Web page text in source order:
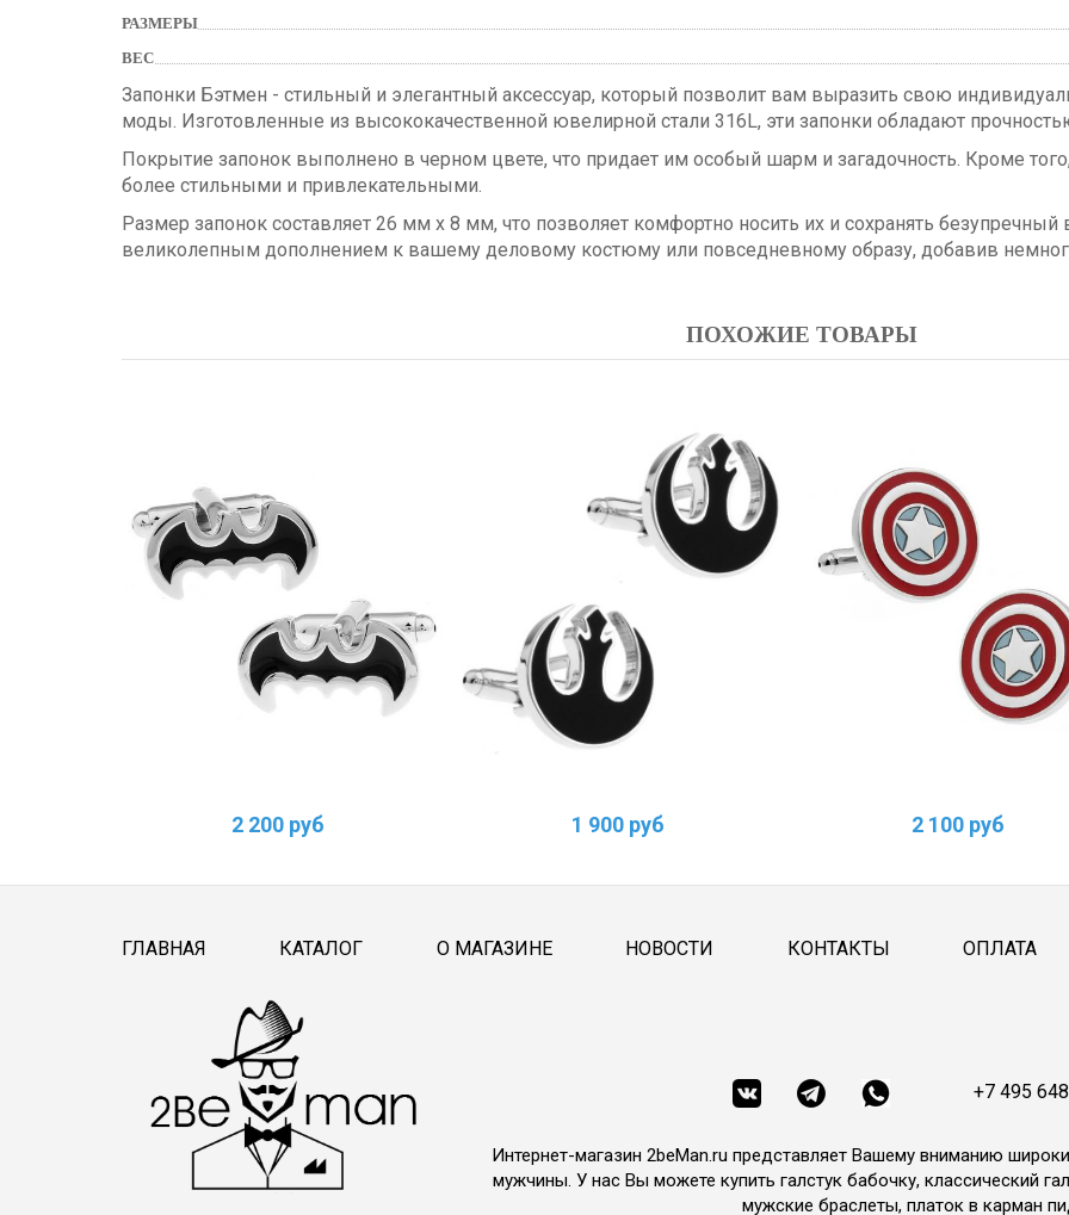
РАЗМЕРЫ
ВЕС
Запонки Бэтмен - стильный и элегантный аксессуар, который позволит вам выразить свою
моды. Изготовленные из высококачественной ювелирной стали 316L, эти запонки обладают
Покрытие запонок выполнено в черном цвете, что придает им особый шарм и загадочность. Кроме
более стильными и привлекательными.
Размер запонок составляет 26 мм х 8 мм, что позволяет комфортно носить их и сохранять
великолепным дополнением к вашему деловому костюму или повседневному образу, добавив
ПОХОЖИЕ ТОВАРЫ
2 200 руб 1 900 руб 2 100 руб
ГЛАВНАЯ КАТАЛОГ О МАГАЗИНЕ НОВОСТИ КОНТАКТЫ ОПЛАТА
+7 495
Интернет-магазин 2beMan.ru представляет Вашему вниманию
мужчины. У нас Вы можете купить галстук бабочку, классический
мужские браслеты, платок в карман